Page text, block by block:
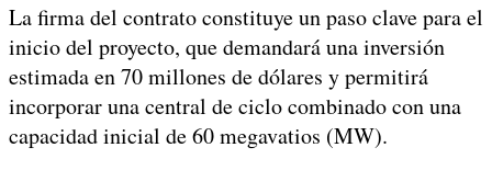
La firma del contrato constituye un paso clave para el
inicio del proyecto, que demandará una inversión
estimada en 70 millones de dólares y permitirá
incorporar una central de ciclo combinado con una
capacidad inicial de 60 megavatios (MW).